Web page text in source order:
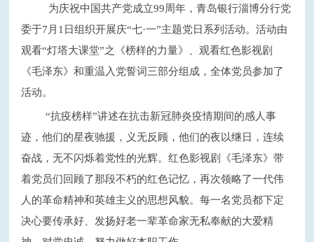
为庆祝中国共产党成立99周年，青岛银行淄博分行党
委于7月1日组织开展庆“七·一”主题党日系列活动。活动由
观看“灯塔大课堂”之《榜样的力量》、观看红色影视剧
《毛泽东》和重温入党誓词三部分组成，全体党员参加了
活动。
“抗疫榜样”讲述在抗击新冠肺炎疫情期间的感人事
迹，他们的星夜驰援，义无反顾，他们的夜以继日，连续
奋战，无不闪烁着党性的光辉。红色影视剧《毛泽东》带
着党员们回顾了那段不朽的红色记忆，再次领略了一代伟
人的革命精神和英雄主义的思想风貌。每一名党员都下定
决心要传承好、发扬好老一辈革命家无私奉献的大爱精